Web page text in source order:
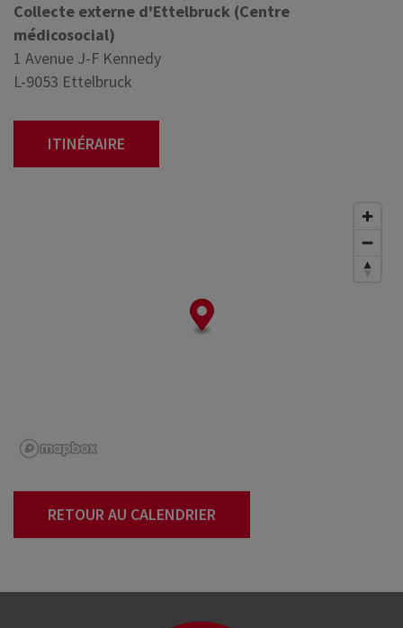
Collecte externe d'Ettelbruck (Centre
médicosocial)
1 Avenue J-F Kennedy
L-9053 Ettelbruck
ITINÉRAIRE
RETOUR AU CALENDRIER